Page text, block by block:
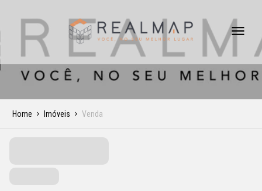
Home Imóveis Venda